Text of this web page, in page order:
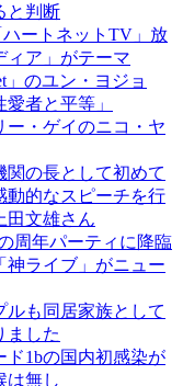
と判断
ハートネットTV」放
ィア」がテーマ
」のユン・ヨジョ
者と平等」
ー・ゲイのニコ・ヤ
関の長として初めて
動的なスピーチを行
田文雄さん
周年パーティに降臨
神ライブ」がニュー
ルも同居家族として
ました
ド1bの国内初感染が
は無し